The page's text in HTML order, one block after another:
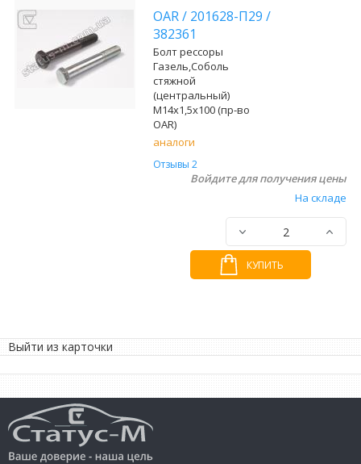
OAR/ 201628-П29 /
382361
Болт рессоры
Газель,Соболь
стяжной
(центральный)
М14х1,5х100 (пр-во
OAR)
аналоги
Отзывы 2
Войдите для получения цены
На складе
КУПИТЬ
Выйти из карточки